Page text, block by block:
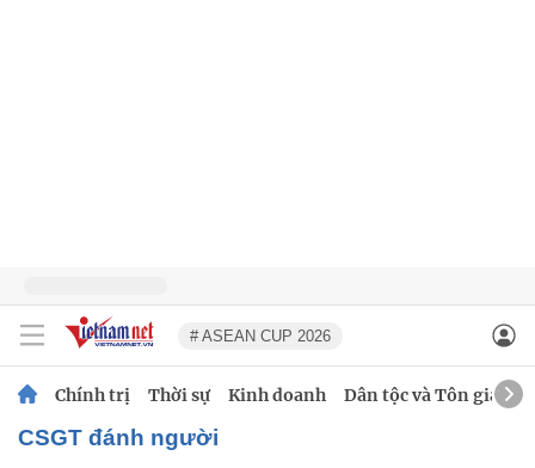
# ASEAN CUP 2026
Chính trị Thời sự Kinh doanh Dân tộc và Tôn giáo
CSGT đánh người